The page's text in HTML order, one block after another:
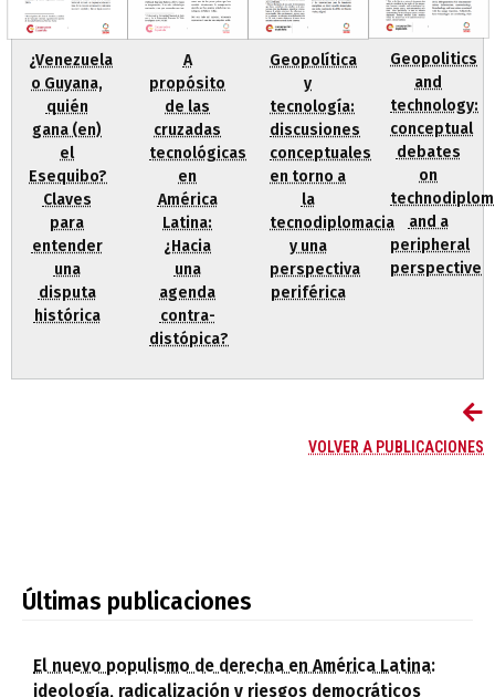
¿Venezuela
o Guyana,
quién
gana (en)
el
Esequibo?
Claves
para
entender
una
disputa
histórica
A
propósito
de las
cruzadas
tecnológicas
en
América
Latina:
¿Hacia
una
agenda
contra-
distópica?
Geopolítica
y
tecnología:
discusiones
conceptuales
en torno a
la
tecnodiplomacia
y una
perspectiva
periférica
Geopolitics
and
technology:
conceptual
debates
on
and a
peripheral
perspective
VOLVER A PUBLICACIONES
Últimas publicaciones
El nuevo populismo de derecha en América Latina:
ideología, radicalización y riesgos democráticos